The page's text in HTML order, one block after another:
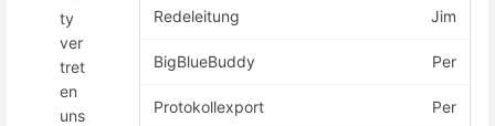
Redeleitung Jim
BigBlueBuddy Per
Protokollexport Per
ty
ver
tret
en
uns